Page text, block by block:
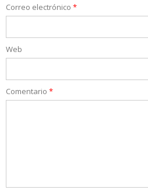
Correo electrónico *
Web
Comentario *